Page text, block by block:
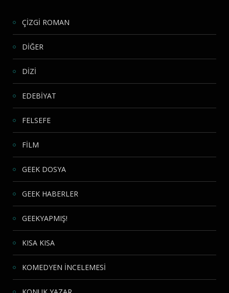
ÇİZGİ ROMAN
DİĞER
DİZİ
EDEBİYAT
FELSEFE
FİLM
GEEK DOSYA
GEEK HABERLER
GEEKYAPMIŞ!
KISA KISA
KOMEDYEN İNCELEMESİ